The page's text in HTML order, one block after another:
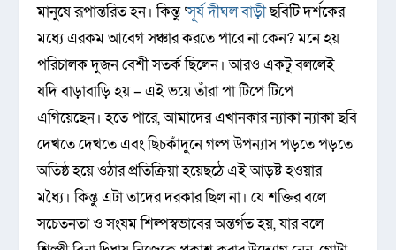
মানুষে রূপান্তরিত হন। কিন্তু ‘সূর্য দীঘল বাড়ীছবিটি দর্শকের
মধ্যে এরকম আবেগ সঞ্চার করতে পারে না কেন? মনে হয়
পরিচালক দুজন বেশী সতর্ক ছিলেন। আরও একটু বললেই
যদি বাড়াবাড়ি হয় – এই ভয়ে তাঁরা পা টিপে টিপে
এগিয়েছেন। হতে পারে, আমাদের এখানকার ন্যাকা ন্যাকা ছবি
দেখতে দেখতে এবং ছিচকাঁদুনে গল্প উপন্যাস পড়তে পড়তে
অতিষ্ঠ হয়ে ওঠার প্রতিক্রিয়া হয়েছঠে এই আড়ষ্ট হওয়ার
মধ্যৈ। কিন্তু এটা তাদের দরকার ছিল না। যে শক্তির বলে
সচেতনতা ও সংযম শিল্পস্বভাবের অন্তর্গত হয়, যার বলে